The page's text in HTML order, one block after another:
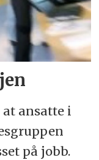
ansatte i
på jobb.